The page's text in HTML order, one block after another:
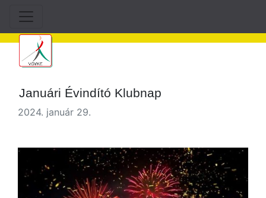
Januári Évindító Klubnap
2024. január 29.